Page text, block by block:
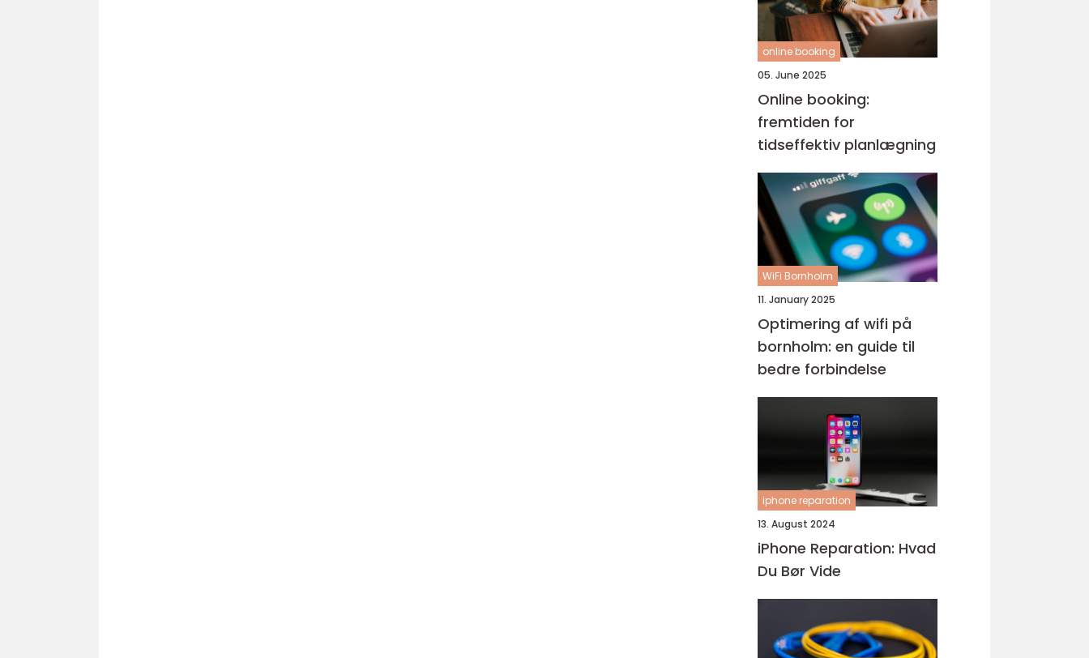
online booking
05. June 2025
Online booking:
fremtiden for
tidseffektiv planlægning
WiFi Bornholm
11. January 2025
Optimering af wifi på
bornholm: en guide til
bedre forbindelse
iphone reparation
13. August 2024
iPhone Reparation: Hvad
Du Bør Vide